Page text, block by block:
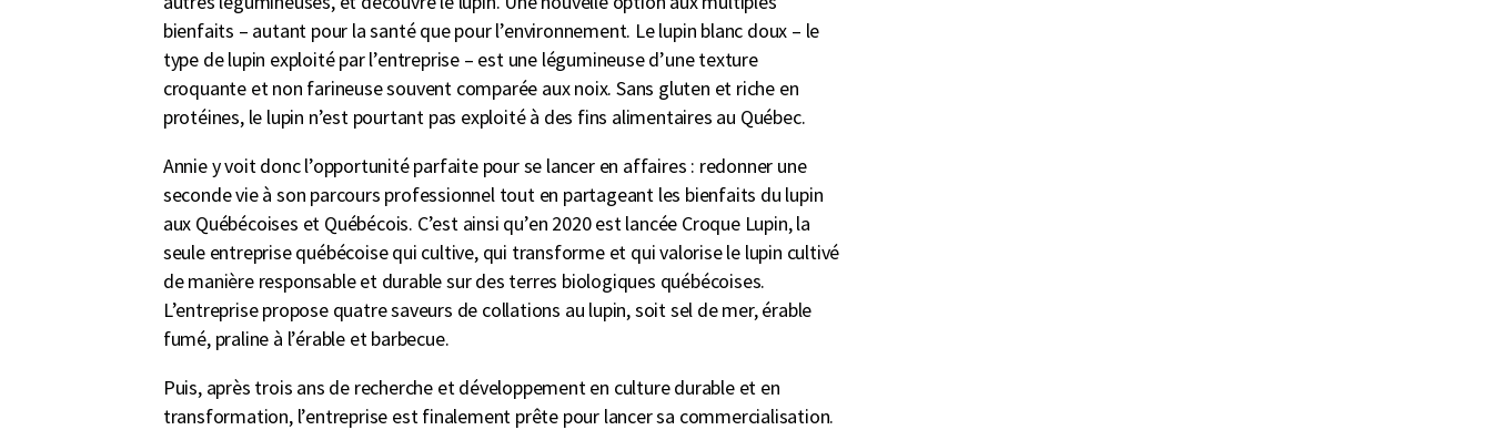
bienfaits – autant pour la santé que pour l’environnement. Le lupin blanc doux – le
type de lupin exploité par l’entreprise – est une légumineuse d’une texture
croquante et non farineuse souvent comparée aux noix. Sans gluten et riche en
protéines, le lupin n’est pourtant pas exploité à des fins alimentaires au Québec.
Annie y voit donc l’opportunité parfaite pour se lancer en affaires : redonner une
seconde vie à son parcours professionnel tout en partageant les bienfaits du lupin
aux Québécoises et Québécois. C’est ainsi qu’en 2020 est lancée Croque Lupin, la
seule entreprise québécoise qui cultive, qui transforme et qui valorise le lupin cultivé
de manière responsable et durable sur des terres biologiques québécoises.
L’entreprise propose quatre saveurs de collations au lupin, soit sel de mer, érable
fumé, praline à l’érable et barbecue.
Puis, après trois ans de recherche et développement en culture durable et en
transformation, l’entreprise est finalement prête pour lancer sa commercialisation.